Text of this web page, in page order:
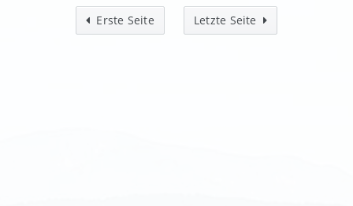
Erste Seite Letzte Seite